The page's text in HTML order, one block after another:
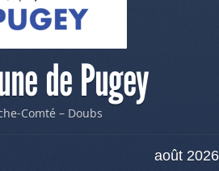
de Pugey
Comté – Doubs
août 2026